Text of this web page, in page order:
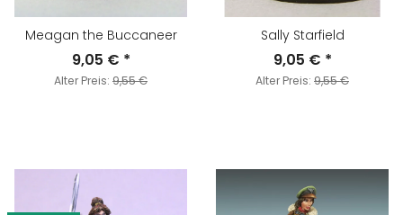
Meagan the Buccaneer
9,05 € *
Alter Preis: 9,55 €
Sally Starfield
9,05 € *
Alter Preis: 9,55 €